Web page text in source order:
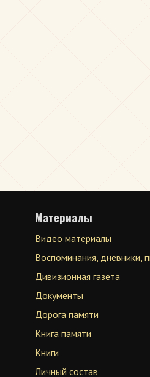
Материалы
Видео материалы
Воспоминания, дневники,
Дивизионная газета
Документы
Дорога памяти
Книга памяти
Книги
Личный состав